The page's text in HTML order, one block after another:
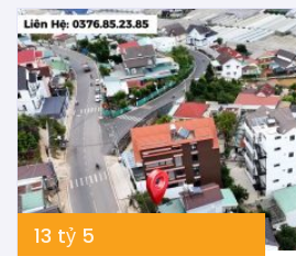
13 tỷ 5